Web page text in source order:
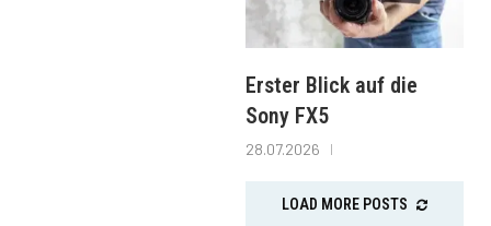
Erster Blick auf die
Sony FX5
28.07.2026
LOAD MORE POSTS